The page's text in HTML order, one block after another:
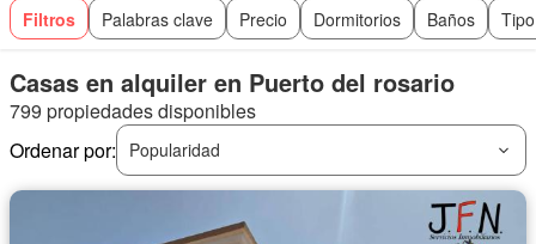
Filtros Palabras clave Precio Dormitorios Baños
Casas en alquiler en Puerto del rosario
799 propiedades disponibles
Ordenar por:
Popularidad